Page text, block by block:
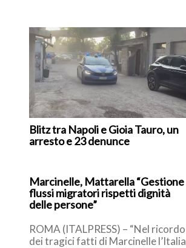
Blitz tra Napoli e Gioia Tauro, un
arresto e 23 denunce
Marcinelle, Mattarella “Gestione
flussi migratori rispetti dignità
delle persone”
ROMA (ITALPRESS) – “Nel ricordo
dei tragici fatti di Marcinelle l’Italia